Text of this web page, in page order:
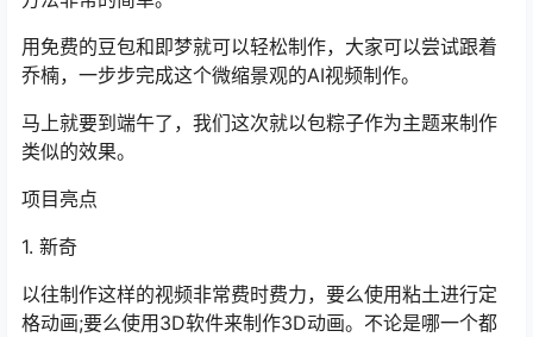
用免费的豆包和即梦就可以轻松制作，大家可以尝试跟着
乔楠，一步步完成这个微缩景观的AI视频制作。
马上就要到端午了，我们这次就以包粽子作为主题来制作
类似的效果。
项目亮点
1. 新奇
以往制作这样的视频非常费时费力，要么使用粘土进行定
格动画;要么使用3D软件来制作3D动画。不论是哪一个都